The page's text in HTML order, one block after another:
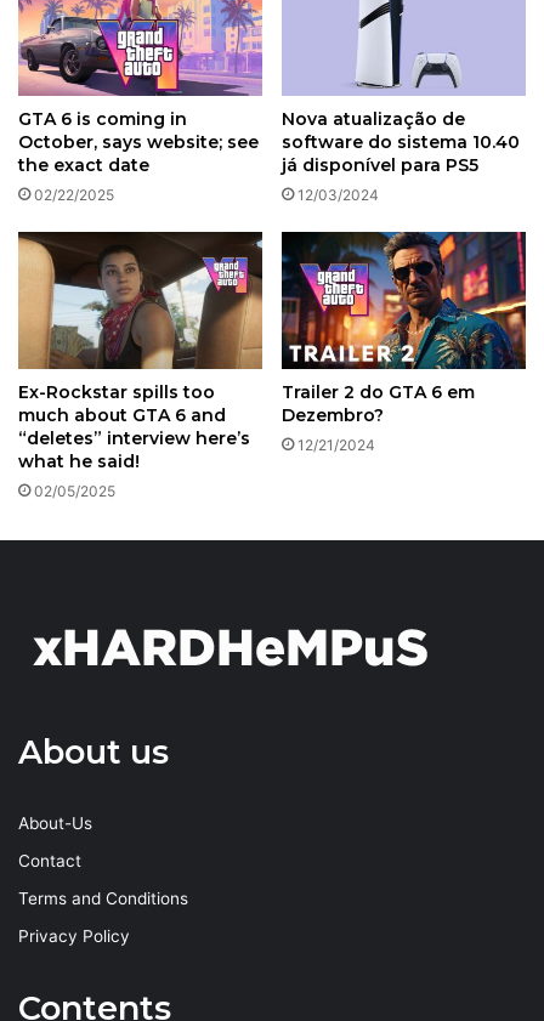
GTA 6 is coming in
October, says website; see
the exact date
02/22/2025
Nova atualização de
software do sistema 10.40
já disponível para PS5
12/03/2024
Ex-Rockstar spills too
much about GTA 6 and
“deletes” interview here’s
what he said!
02/05/2025
Trailer 2 do GTA 6 em
Dezembro?
12/21/2024
About us
About-Us
Contact
Terms and Conditions
Privacy Policy
Contents